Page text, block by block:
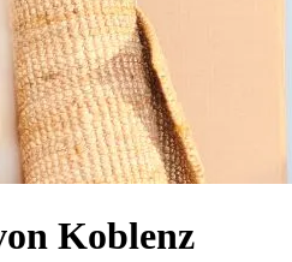
Koblenz